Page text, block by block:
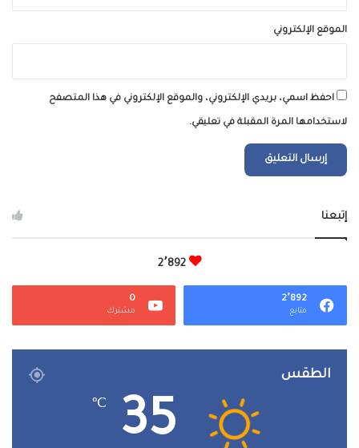
الموقع الإلكتروني
احفظ اسمي، بريدي الإلكتروني، والموقع الإلكتروني في هذا المتصفح
لاستخدامها المرة المقبلة في تعليقي.
إتبعنا
2٬892
2٬892
متابع
0
مشترك
الطقس
35
℃